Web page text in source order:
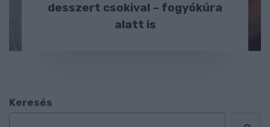
desszert csokival – fogyókúra
alatt is
Keresés